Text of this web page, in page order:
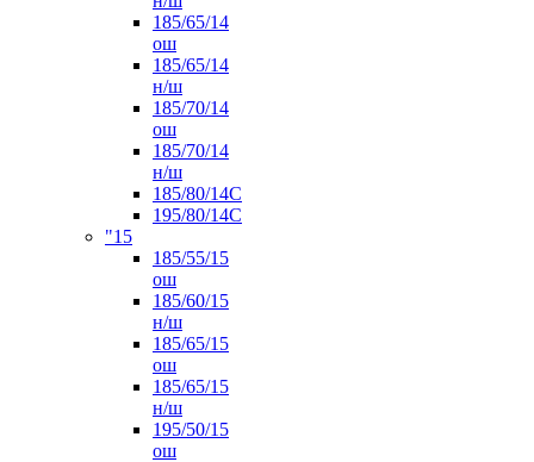
185/65/14
ош
185/65/14
н/ш
185/70/14
ош
185/70/14
н/ш
185/80/14С
195/80/14C
"15
185/55/15
ош
185/60/15
н/ш
185/65/15
ош
185/65/15
н/ш
195/50/15
ош